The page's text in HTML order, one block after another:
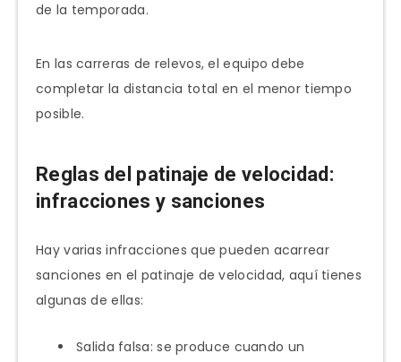
de la temporada.
En las carreras de relevos, el equipo debe
completar la distancia total en el menor tiempo
posible.
Reglas del patinaje de velocidad:
infracciones y sanciones
Hay varias infracciones que pueden acarrear
sanciones en el patinaje de velocidad, aquí tienes
algunas de ellas:
Salida falsa: se produce cuando un